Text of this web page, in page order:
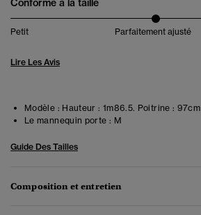
Conforme à la taille
Petit Parfaitement ajusté
Lire Les Avis
Modèle : Hauteur : 1m86.5. Poitrine : 97cm
Le mannequin porte : M
Guide Des Tailles
Composition et entretien